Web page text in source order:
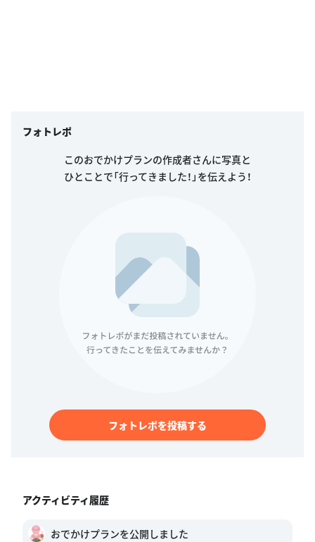
フォトレポ
このおでかけプランの作成者さんに写真と
ひとことで「行ってきました！」を伝えよう！
フォトレポを投稿する
アクティビティ履歴
おでかけプランを公開しました